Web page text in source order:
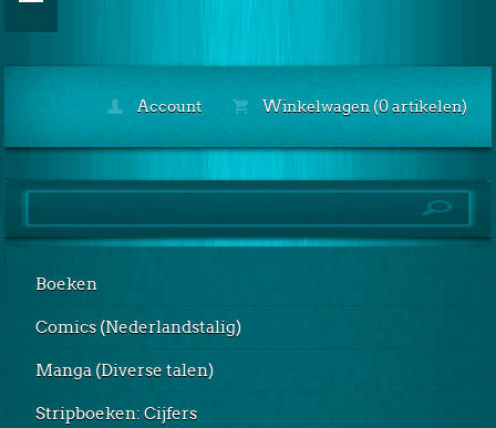
Account Winkelwagen (0 artikelen)
Boeken
Comics (Nederlandstalig)
Manga (Diverse talen)
Stripboeken: Cijfers